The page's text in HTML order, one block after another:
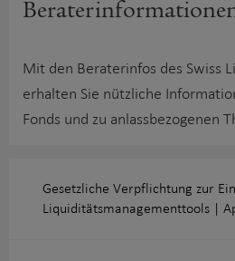
Mit den Beraterinfos des Swiss
erhalten Sie nützliche
Fonds und zu anlassbezogenen
Gesetzliche Verpflichtung zur
Liquiditätsmanagementtools |